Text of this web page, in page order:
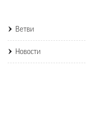
Ветви
Новости